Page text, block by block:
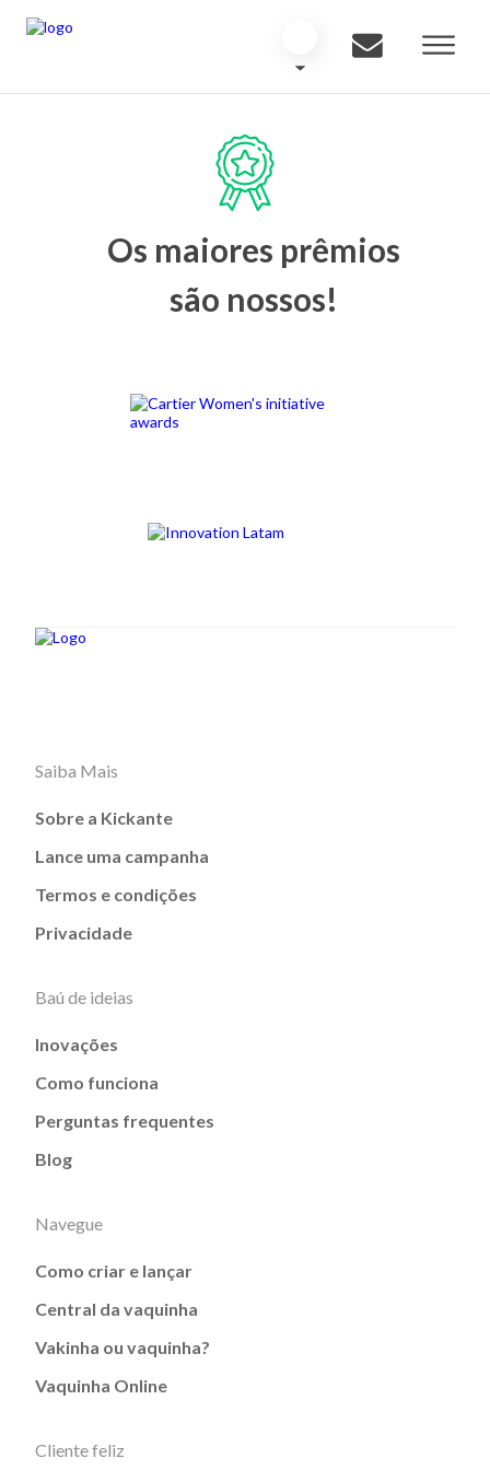
Os maiores prêmios
são nossos!
Saiba Mais
Sobre a Kickante
Lance uma campanha
Termos e condições
Privacidade
Baú de ideias
Inovações
Como funciona
Perguntas frequentes
Blog
Navegue
Como criar e lançar
Central da vaquinha
Vakinha ou vaquinha?
Vaquinha Online
Cliente feliz